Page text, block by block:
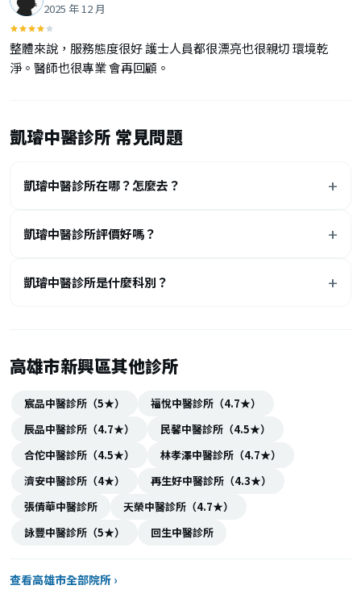
2025 年 12 月
整體來說，服務態度很好 護士人員都很漂亮也很親切 環境乾
淨。醫師也很專業 會再回顧。
凱璿中醫診所 常見問題
凱璿中醫診所在哪？怎麼去？
凱璿中醫診所評價好嗎？
凱璿中醫診所是什麼科別？
高雄市新興區其他診所
宸品中醫診所（5★）
福悅中醫診所（4.7★）
辰品中醫診所（4.7★）
民馨中醫診所（4.5★）
合佗中醫診所（4.5★）
林孝澤中醫診所（4.7★）
濟安中醫診所（4★）
再生好中醫診所（4.3★）
張倩華中醫診所
天榮中醫診所（4.7★）
詠豐中醫診所（5★）
回生中醫診所
查看高雄市全部院所 ›